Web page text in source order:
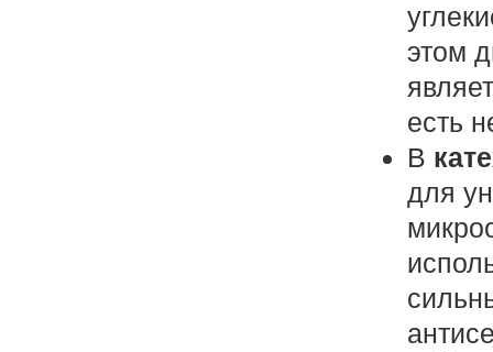
этом
есть
В
для